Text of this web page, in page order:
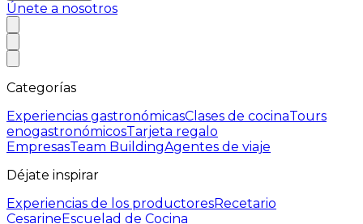
Únete a nosotros
Categorías
Experiencias gastronómicasClases de cocinaTours
enogastronómicosTarjeta regalo
EmpresasTeam BuildingAgentes de viaje
Déjate inspirar
Experiencias de los productoresRecetario
CesarineEscuelad de Cocina